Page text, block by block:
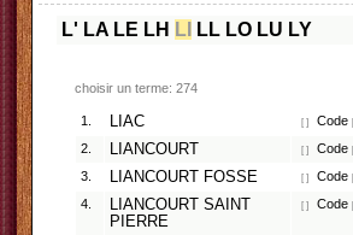
L' LA LE LH LI LL LO LU LY
choisir un terme: 274
1. LIAC [ ]
Code
2.
LIANCOURT [ ]
Code
3.
LIANCOURT FOSSE [ ]
Code
4.
LIANCOURT SAINT
PIERRE
[ ] Code